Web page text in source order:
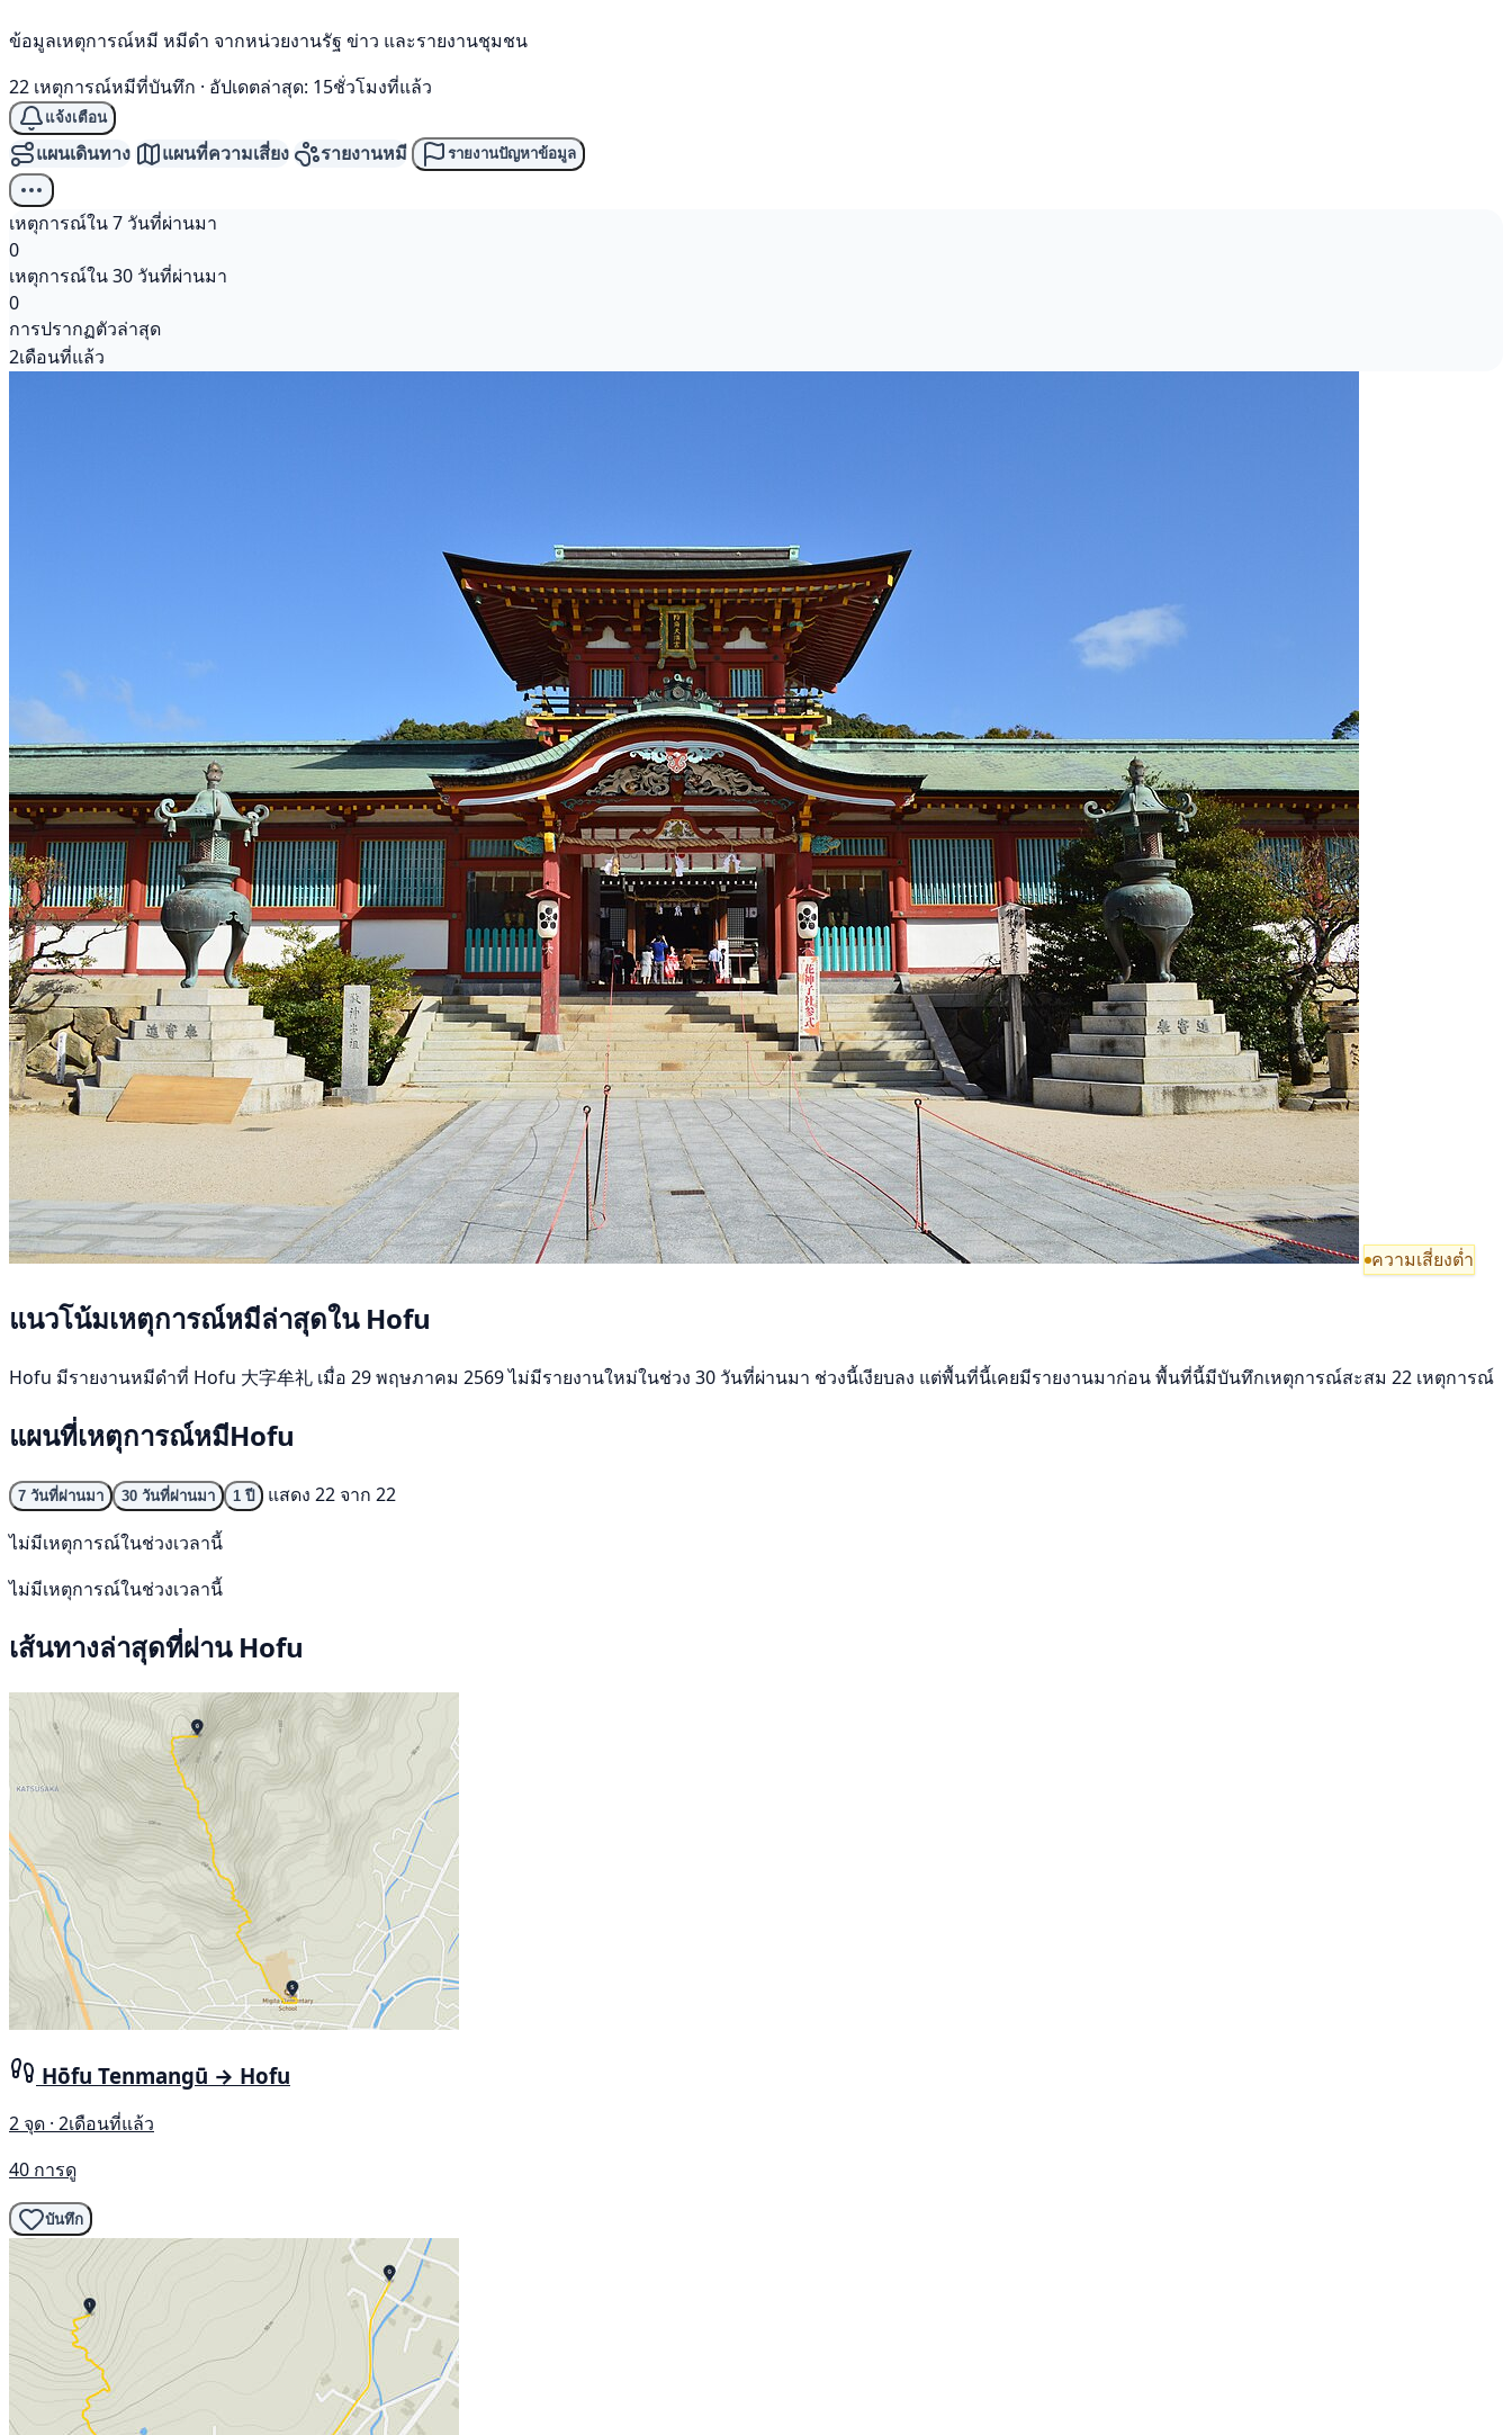
ข้อมูลเหตุการณ์หมี หมีดำ จากหน่วยงานรัฐ ข่าว และรายงานชุมชน
22 เหตุการณ์หมีที่บันทึก · อัปเดตล่าสุด: 15ชั่วโมงที่แล้ว
แจ้งเตือน
แผนเดินทาง แผนที่ความเสี่ยง รายงานหมี รายงานปัญหาข้อมูล
เหตุการณ์ใน 7 วันที่ผ่านมา
0
เหตุการณ์ใน 30 วันที่ผ่านมา
0
การปรากฏตัวล่าสุด
2เดือนที่แล้ว
ความเสี่ยงต่ำ
แนวโน้มเหตุการณ์หมีล่าสุดใน Hofu
Hofu มีรายงานหมีดำที่ Hofu 大字牟礼 เมื่อ 29 พฤษภาคม 2569 ไม่มีรายงานใหม่ในช่วง 30 วันที่ผ่านมา ช่วงนี้เงียบลง แต่พื้นที่นี้เคยมีรายงานมาก่อน พื้นที่นี้มีบันทึกเหตุการณ์สะสม 22 เหตุการณ์
แผนที่เหตุการณ์หมีHofu
7 วันที่ผ่านมา 30 วันที่ผ่านมา 1 ปี
แสดง 22 จาก 22
ไม่มีเหตุการณ์ในช่วงเวลานี้
ไม่มีเหตุการณ์ในช่วงเวลานี้
เส้นทางล่าสุดที่ผ่าน Hofu
Hōfu Tenmangū → Hofu
2 จุด · 2เดือนที่แล้ว
40 การดู
บันทึก